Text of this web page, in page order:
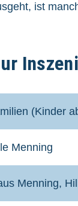
ist
(Kinder
Menning
Menning,